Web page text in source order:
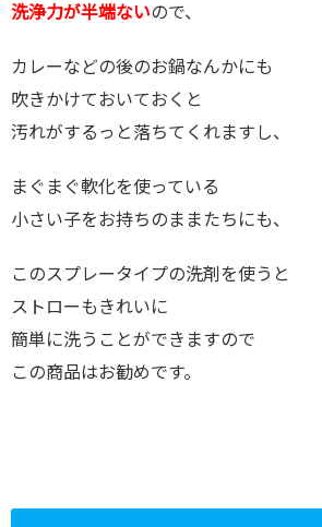
洗浄力が半端ないので、
カレーなどの後のお鍋なんかにも
吹きかけておいておくと
汚れがするっと落ちてくれますし、
まぐまぐ軟化を使っている
小さい子をお持ちのままたちにも、
このスプレータイプの洗剤を使うと
ストローもきれいに
簡単に洗うことができますので
この商品はお勧めです。